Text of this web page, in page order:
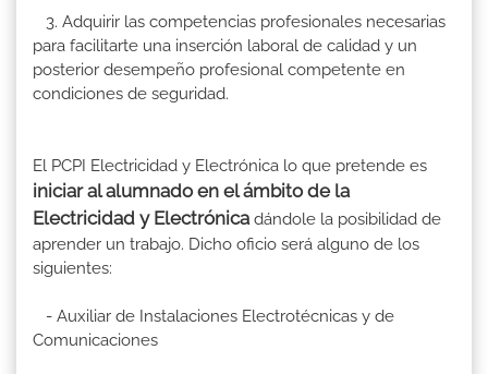
3. Adquirir las competencias profesionales necesarias
para facilitarte una inserción laboral de calidad y un
posterior desempeño profesional competente en
condiciones de seguridad.
El PCPI Electricidad y Electrónica lo que pretende es
iniciar al alumnado en el ámbito de la
Electricidad y Electrónicadándole la posibilidad de
aprender un trabajo. Dicho oficio será alguno de los
siguientes:
- Auxiliar de Instalaciones Electrotécnicas y de
Comunicaciones